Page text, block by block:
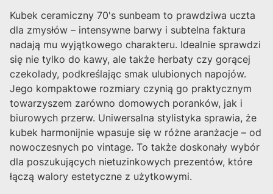
Kubek ceramiczny 70's sunbeam to prawdziwa uczta
dla zmysłów – intensywne barwy i subtelna faktura
nadają mu wyjątkowego charakteru. Idealnie sprawdzi
się nie tylko do kawy, ale także herbaty czy gorącej
czekolady, podkreślając smak ulubionych napojów.
Jego kompaktowe rozmiary czynią go praktycznym
towarzyszem zarówno domowych poranków, jak i
biurowych przerw. Uniwersalna stylistyka sprawia, że
kubek harmonijnie wpasuje się w różne aranżacje – od
nowoczesnych po vintage. To także doskonały wybór
dla poszukujących nietuzinkowych prezentów, które
łączą walory estetyczne z użytkowymi.